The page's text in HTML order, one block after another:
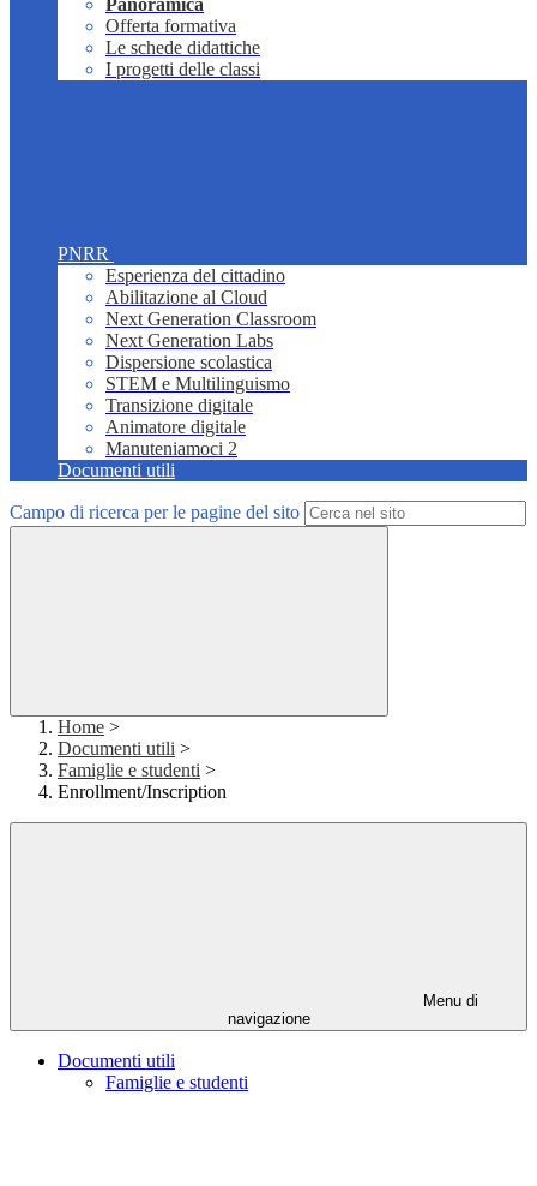
Panoramica
Offerta formativa
Le schede didattiche
I progetti delle classi
PNRR
Esperienza del cittadino
Abilitazione al Cloud
Next Generation Classroom
Next Generation Labs
Dispersione scolastica
STEM e Multilinguismo
Transizione digitale
Animatore digitale
Manuteniamoci 2
Documenti utili
Campo di ricerca per le pagine del sito
Home >
Documenti utili >
Famiglie e studenti >
Enrollment/Inscription
Menu di
navigazione
Documenti utili
Famiglie e studenti